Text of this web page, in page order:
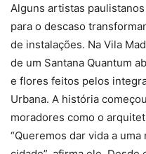
Alguns artistas
para o descaso
de instalações. Na Vila
de um Santana Quantum
e flores feitos pelos
Urbana. A história
moradores como o
“Queremos dar vida a